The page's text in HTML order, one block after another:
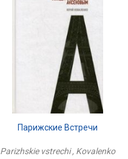
Парижские Встречи
Parizhskie vstrechi , Kovalenko